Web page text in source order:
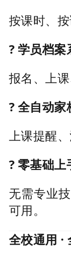
按课时、
? 学员档
报名、上
? 全自动
上课提醒
? 零基础
无需专业
可用。
全校通用 ·